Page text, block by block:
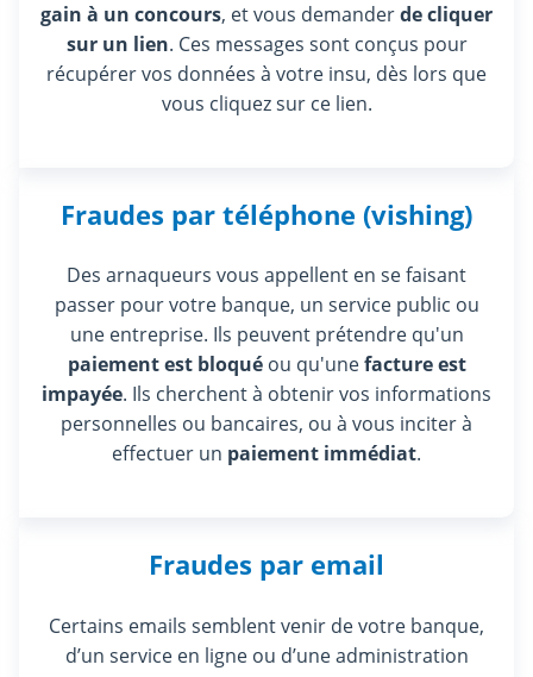
gain à un concours, et vous demanderde cliquer
sur un lien. Ces messages sont conçus pour
récupérer vos données à votre insu, dès lors que
vous cliquez sur ce lien.
Fraudes par téléphone (vishing)
Des arnaqueurs vous appellent en se faisant
passer pour votre banque, un service public ou
une entreprise. Ils peuvent prétendre qu'un
paiement est bloquéou qu'unefacture est
impayée. Ils cherchent à obtenir vos informations
personnelles ou bancaires, ou à vous inciter à
effectuer un paiement immédiat.
Fraudes par email
Certains emails semblent venir de votre banque,
d’un service en ligne ou d’une administration